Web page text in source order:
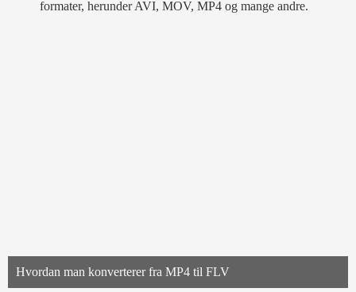
formater, herunder AVI, MOV, MP4 og mange andre.
Hvordan man konverterer fra MP4 til FLV